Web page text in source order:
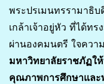
พระปรเมนทรรามาธิ
เกล้าเจ้าอยู่หัว ที่ได้ท
ผ่านองคมนตรี ใจควา
มหาวิทยาลัยราชภัฏให้
คุณภาพการศึกษาแล